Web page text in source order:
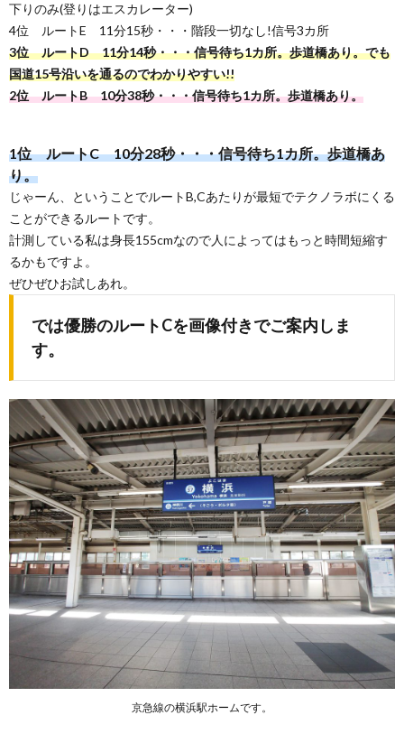
下りのみ(登りはエスカレーター)
4位 ルートE 11分15秒・・・階段一切なし!信号3カ所
3位 ルートD 11分14秒・・・信号待ち1カ所。歩道橋あり。でも
国道15号沿いを通るのでわかりやすい!!
2位 ルートB 10分38秒・・・信号待ち1カ所。歩道橋あり。
1位 ルートC 10分28秒・・・信号待ち1カ所。歩道橋あ
り。
じゃーん、ということでルートB,Cあたりが最短でテクノラボにくる
ことができるルートです。
計測している私は身長155cmなので人によってはもっと時間短縮す
るかもですよ。
ぜひぜひお試しあれ。
では優勝のルートCを画像付きでご案内しま
す。
京急線の横浜駅ホームです。